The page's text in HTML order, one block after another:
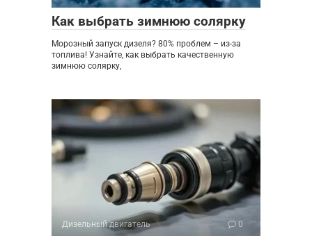
Как выбрать зимнюю солярку
Морозный запуск дизеля? 80% проблем – из-за
топлива! Узнайте, как выбрать качественную
зимнюю солярку,
Дизельный двигатель 0